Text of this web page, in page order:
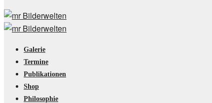
Galerie
Termine
Publikationen
Shop
Philosophie